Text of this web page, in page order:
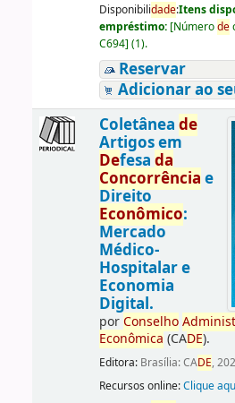
Disponibilidade:Itens
empréstimo: [Númerode
C694] (1).
Reservar
Adicionar ao
Coletânea de
Artigos em
Defesa da
Concorrência e
Direito
Econômico:
Mercado
Médico-
Hospitalar e
Economia
Digital.
porConselho
Econômica (CADE).
Editora: Brasília: CADE,
Recursos online:Clique